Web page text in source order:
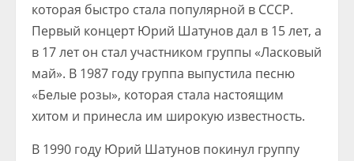
которая быстро стала популярной в СССР.
Первый концерт Юрий Шатунов дал в 15 лет, а
в 17 лет он стал участником группы «Ласковый
май». В 1987 году группа выпустила песню
«Белые розы», которая стала настоящим
хитом и принесла им широкую известность.
В 1990 году Юрий Шатунов покинул группу